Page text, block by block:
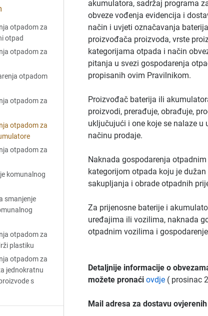
otpadom za
otpad
otpadom za
otpadom
otpadom za
otpadom za
otpadom za
komunalnog
smanjenje
otpadom za
plastiku
otpadom za
jednokratnu
s
akumulatora, sadržaj programa
obveze vođenja evidencija i
način i uvjeti označavanja
proizvođača proizvoda, vrste
kategorijama otpada i način
pitanja u svezi gospodarenja
propisanih ovim Pravilnikom.
Proizvođač baterija ili
proizvodi, prerađuje, obrađuje,
uključujući i one koje se nalaze
načinu prodaje.
Naknada gospodarenja
kategorijom otpada koju je
sakupljanja i obrade otpadnih
Za prijenosne baterije i
uređajima ili vozilima, naknada
otpadnim vozilima i
Detaljnije informacije o
možete pronaći ovdje( prosinac
Mail adresa za dostavu